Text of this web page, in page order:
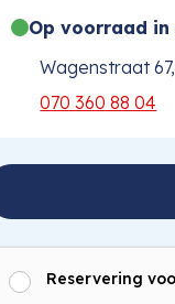
Op voorraad in
Wagenstraat
070 360 88 04
Reservering